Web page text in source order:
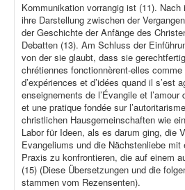
Kommunikation vorrangig ist (11).
ihre Darstellung zwischen der
der Geschichte der Anfänge des
Debatten (13). Am Schluss der
von der sie glaubt, dass sie
chrétiennes fonctionnèrent-elles comme
d’expériences et d’idées quand il s’est
enseignements de l’Évangile et
et une pratique fondée sur
christlichen Hausgemeinschaften wie
Labor für Ideen, als es darum ging, die
Evangeliums und die Nächstenliebe mit
Praxis zu konfrontieren, die auf einem
(15) (Diese Übersetzungen und die
stammen vom Rezensenten).